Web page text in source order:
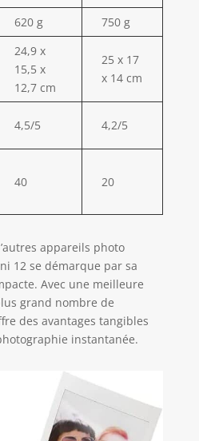
620 g 750 g
24,9 x
15,5 x
12,7 cm
25 x 17
x 14 cm
4,5/5 4,2/5
40 20
appareils photo
12 se démarque par sa
Avec une meilleure
grand nombre de
des avantages tangibles
instantanée.